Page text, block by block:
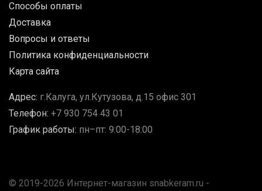
Способы оплаты
Доставка
Вопросы и ответы
Политика конфиденциальности
Карта сайта
Адрес: г.Калуга, ул.Кутузова, д.15 офис 301
Телефон: +7 930 754 43 01
График работы: пн–пт: 9:00-18:00
© 2019-2026 Интернет-магазин snabkeram.ru -